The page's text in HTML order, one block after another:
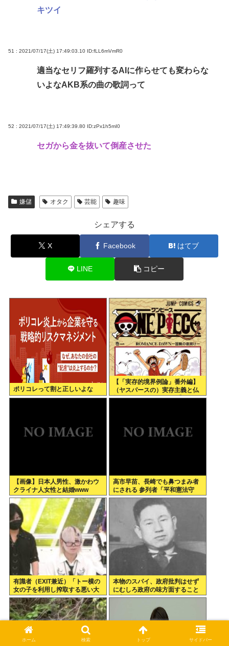
キツイ
51 : 2021/07/17(土) 17:49:03.10 ID:fLL6mVmR0
適当なセリフ羅列するAIに作らせても変わらな
いよなAKB系の曲の歌詞って
52 : 2021/07/17(土) 17:49:39.80 ID:zPx1h5mI0
セガから金を抜いて倒産させた
嫌儲 オタク 芸能 趣味
シェアする
X Facebook はてブ
LINE コピー
ポリコレって割と正しいよな
【「実存的境界例論」番外編】
（ヤスパースの）実存主義と仏
教、それとワンピース 【ネタバ
【画像】日本人男性、激かわウ
クライナ人女性と結婚www
高市早苗、長崎でも鼻つまみ者
にされる 参列者「平和憲法守
れ」
有識者（EXIT兼近）「トー横の
女の子を利用し搾取する悪い大
人は排除しないといけない」
本物のスパイ、政府批判はせず
にむしろ政府の味方面すること
が判明
ホーム 検索 トップ サイドバー